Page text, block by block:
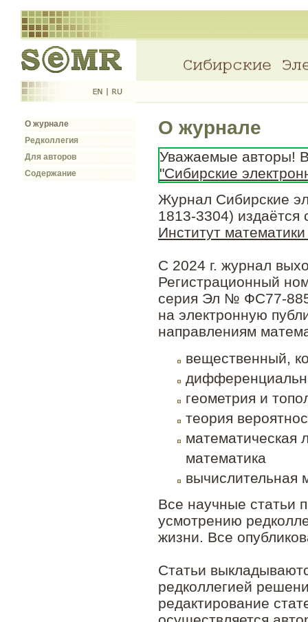
О журнале
Редколлегия
Для авторов
Содержание
О журнале
Уважаемые авторы!
"Сибирские
Журнал Сибирские
1813-3304) издаётся
Институт
С 2024 г. журнал
Регистрационный
серия Эл № ФС77-
на электронную
направлениям
вещественный,
геометрия и
теория
математическая
математика
вычислительная
Все научные статьи
усмотрению
жизни. Все
Статьи
редколлегией
редактирование